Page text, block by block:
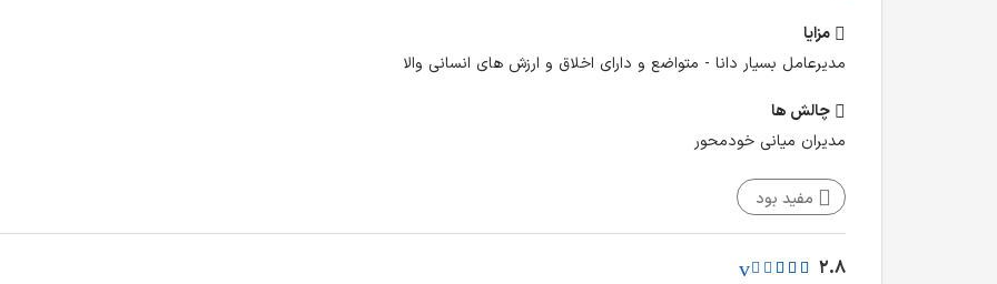
مزایا
مدیرعامل بسیار دانا - متواضع و دارای اخلاق و ارزش های انسانی والا
چالش‌ ها
مدیران میانی خودمحور
مفید بود
2.8